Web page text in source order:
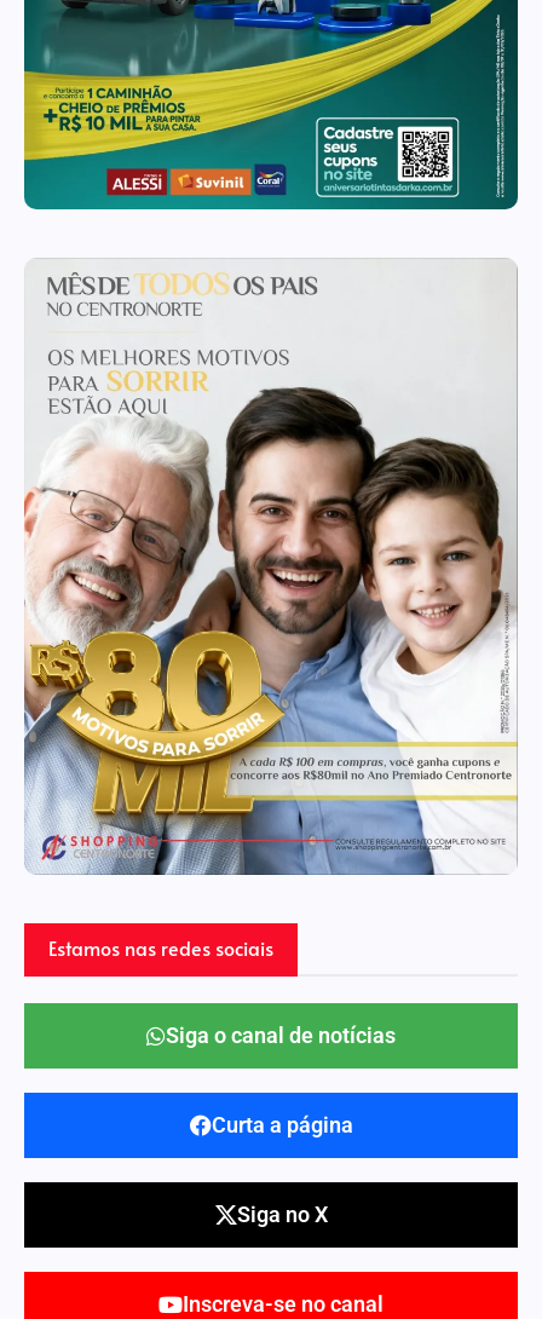
Estamos nas redes sociais
Siga o canal de notícias
Curta a página
Siga no X
Inscreva-se no canal